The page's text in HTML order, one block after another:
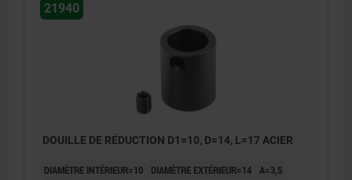
21940
DOUILLE DE RÉDUCTION D1=10, D=14, L=17 ACIER
DIAMÈTRE INTÉRIEUR=10 DIAMÈTRE EXTÉRIEUR=14
A=3,5